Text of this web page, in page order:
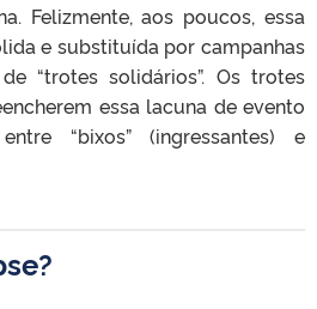
Felizmente, aos poucos, essa
e substituída por campanhas
“trotes solidários”. Os trotes
essa lacuna de evento
“bixos” (ingressantes) e